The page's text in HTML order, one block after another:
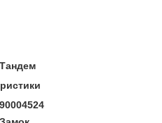
Тандем
90004524